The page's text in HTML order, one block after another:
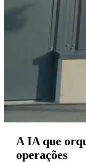
A IA que
operações